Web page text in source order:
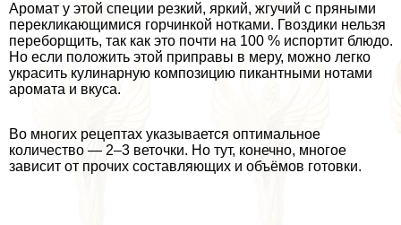
Аромат у этой специи резкий, яркий, жгучий с пряными
перекликающимися горчинкой нотками. Гвоздики нельзя
переборщить, так как это почти на 100 % испортит блюдо.
Но если положить этой приправы в меру, можно легко
украсить кулинарную композицию пикантными нотами
аромата и вкуса.
Во многих рецептах указывается оптимальное
количество — 2–3 веточки. Но тут, конечно, многое
зависит от прочих составляющих и объёмов готовки.